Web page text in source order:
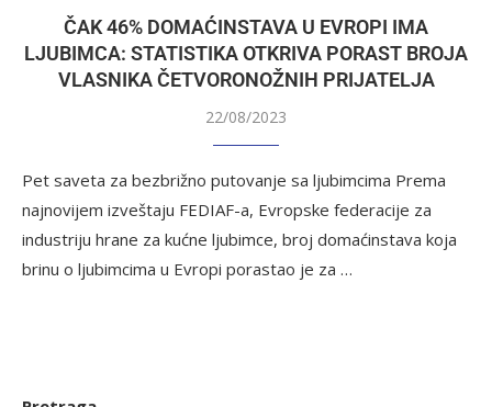
ČAK 46% DOMAĆINSTAVA U EVROPI IMA
LJUBIMCA: STATISTIKA OTKRIVA PORAST BROJA
VLASNIKA ČETVORONOŽNIH PRIJATELJA
22/08/2023
Pet saveta za bezbrižno putovanje sa ljubimcima Prema
najnovijem izveštaju FEDIAF-a, Evropske federacije za
industriju hrane za kućne ljubimce, broj domaćinstava koja
brinu o ljubimcima u Evropi porastao je za …